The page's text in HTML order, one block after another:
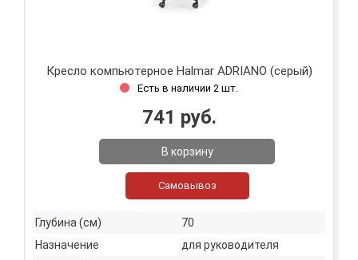
Кресло компьютерное Halmar ADRIANO (серый)
Есть в наличии 2 шт.
741 руб.
В корзину
Самовывоз
Глубина (см)
70
Назначение
для руководителя